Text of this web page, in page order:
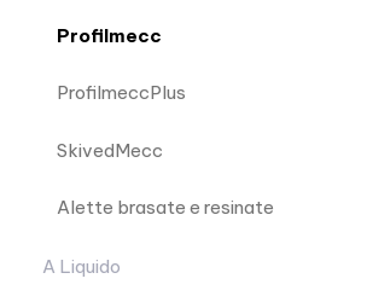
Profilmecc
ProfilmeccPlus
SkivedMecc
Alette brasate e resinate
A Liquido